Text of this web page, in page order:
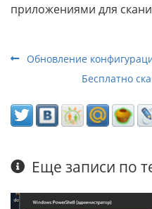
приложениями для
Обновление
Бесплатно
Еще записи по